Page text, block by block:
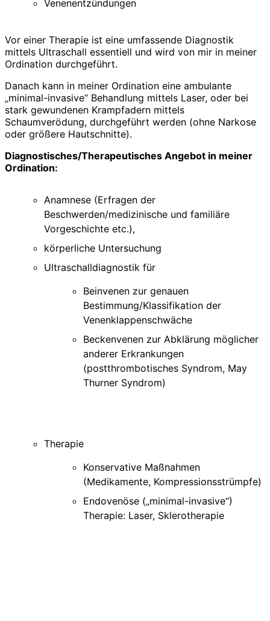
Venenentzündungen
Vor einer Therapie ist eine umfassende Diagnostik
mittels Ultraschall essentiell und wird von mir in meiner
Ordination durchgeführt.
Danach kann in meiner Ordination eine ambulante
„minimal-invasive“ Behandlung mittels Laser, oder bei
stark gewundenen Krampfadern mittels
Schaumverödung, durchgeführt werden (ohne Narkose
oder größere Hautschnitte).
Diagnostisches/Therapeutisches Angebot in meiner
Ordination:
Anamnese (Erfragen der
Beschwerden/medizinische und familiäre
Vorgeschichte etc.),
körperliche Untersuchung
Ultraschalldiagnostik für
Beinvenen zur genauen
Bestimmung/Klassifikation der
Venenklappenschwäche
Beckenvenen zur Abklärung möglicher
anderer Erkrankungen
(postthrombotisches Syndrom, May
Thurner Syndrom)
Therapie
Konservative Maßnahmen
(Medikamente, Kompressionsstrümpfe)
Endovenöse („minimal-invasive“)
Therapie: Laser, Sklerotherapie